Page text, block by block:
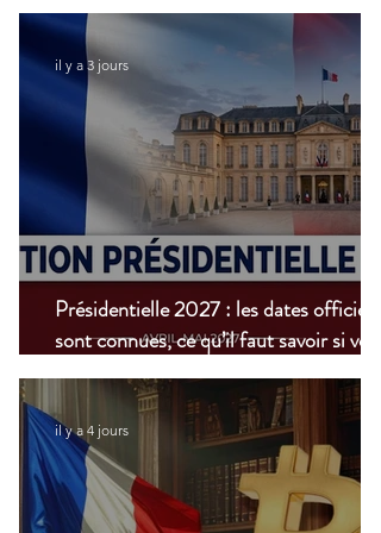
transport aérien
Présidentielle 2027 : les dates officielles
sont connues, ce qu’il faut savoir si vous
vivez à l’étranger
il y a 3 jours
il y a 4 jours